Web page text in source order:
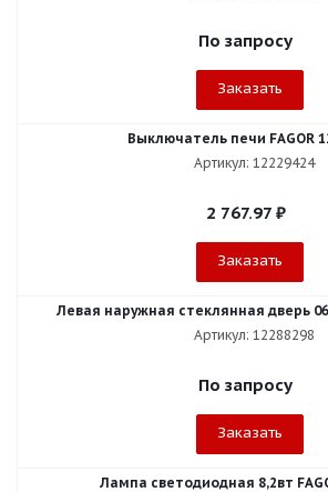
По запросу
Заказать
Выключатель печи FAGOR
Артикул: 12229424
2 767.97₽
Заказать
Левая наружная стеклянная дверь
Артикул: 12288298
По запросу
Заказать
Лампа светодиодная 8,2вт